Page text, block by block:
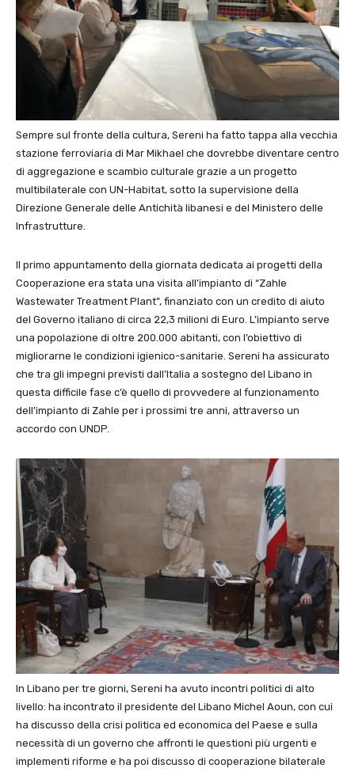
Sempre sul fronte della cultura, Sereni ha fatto tappa alla vecchia
stazione ferroviaria di Mar Mikhael che dovrebbe diventare centro
di aggregazione e scambio culturale grazie a un progetto
multibilaterale con UN-Habitat, sotto la supervisione della
Direzione Generale delle Antichità libanesi e del Ministero delle
Infrastrutture.
Il primo appuntamento della giornata dedicata ai progetti della
Cooperazione era stata una visita all’impianto di “Zahle
Wastewater Treatment Plant”, finanziato con un credito di aiuto
del Governo italiano di circa 22,3 milioni di Euro. L’impianto serve
una popolazione di oltre 200.000 abitanti, con l’obiettivo di
migliorarne le condizioni igienico-sanitarie. Sereni ha assicurato
che tra gli impegni previsti dall’Italia a sostegno del Libano in
questa difficile fase c’è quello di provvedere al funzionamento
dell’impianto di Zahle per i prossimi tre anni, attraverso un
accordo con UNDP.
In Libano per tre giorni, Sereni ha avuto incontri politici di alto
livello: ha incontrato il presidente del Libano Michel Aoun, con cui
ha discusso della crisi politica ed economica del Paese e sulla
necessità di un governo che affronti le questioni più urgenti e
implementi riforme e ha poi discusso di cooperazione bilaterale